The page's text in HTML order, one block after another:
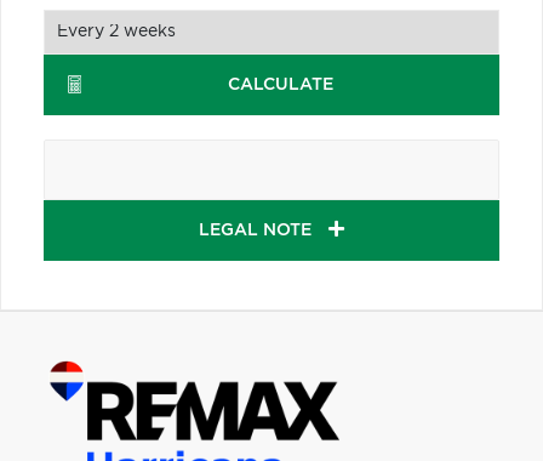
CALCULATE
LEGAL NOTE